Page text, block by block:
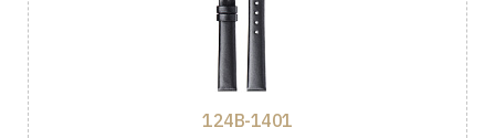
124B-1401